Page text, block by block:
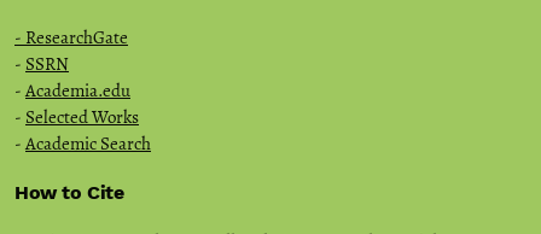
- ResearchGate
- SSRN
- Academia.edu
- Selected Works
- Academic Search
How to Cite